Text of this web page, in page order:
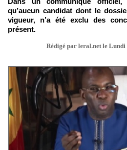
qu’aucun candidat dont le
vigueur, n’a été exclu des
présent.
Rédigé par leral.net le Lundi